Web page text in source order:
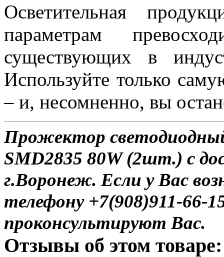
Осветительная
параметрам
существующих в
Используйте только
– и, несомненно, вы
Прожектор
SMD2835 80W (2шт.) с
г.Воронеж. Если у Вас
телефону +7(908)911-
проконсультируют Вас.
Отзывы об этом товаре: